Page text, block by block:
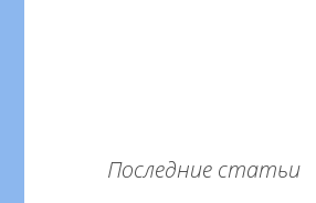
Последние статьи